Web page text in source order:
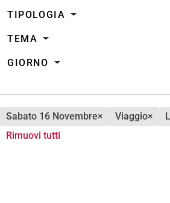
TIPOLOGIA
TEMA
GIORNO
sabato 16 Novembre× viaggio×
Rimuovi tutti